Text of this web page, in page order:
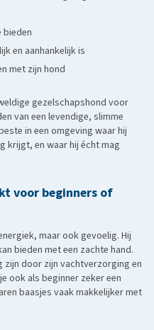
bieden
en aanhankelijk is
met zijn hond
gezelschapshond voor
van een levendige, slimme
in een omgeving waar hij
krijgt, en waar hij écht mag
voor beginners of
maar ook gevoelig. Hij
bieden met een zachte hand.
zijn door zijn vachtverzorging en
ook als beginner zeker een
baasjes vaak makkelijker met